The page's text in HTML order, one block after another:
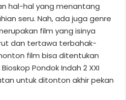
hal-hal yang menantang
seru. Nah, ada juga genre
film yang isinya
dan tertawa terbahak-
film bisa ditentukan
Pondok Indah 2 XXI
untuk ditonton akhir pekan